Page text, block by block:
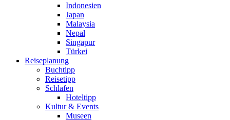
Indonesien
Japan
Malaysia
Nepal
Singapur
Türkei
Reiseplanung
Buchtipp
Reisetipp
Schlafen
Hoteltipp
Kultur & Events
Museen